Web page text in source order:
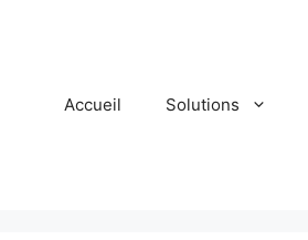
Accueil Solutions